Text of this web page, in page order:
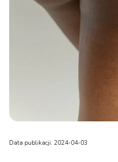
Data publikacji: 2024-04-03